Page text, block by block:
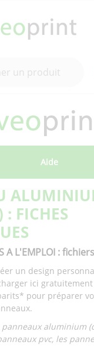
Aide
FICHES
A L'EMPLOI :
un design
ici
pour préparer
panneaux aluminium
pvc, les